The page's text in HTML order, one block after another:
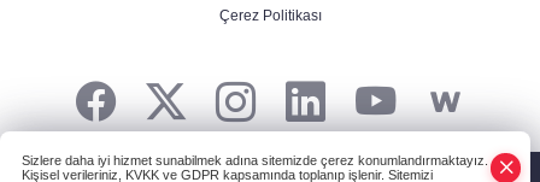
Çerez Politikası
HABER YAZILIMIve TURKTICARET.NET projesidir Copyright© 2006-2026
Sizlere daha iyi hizmet sunabilmek adına sitemizde çerez konumlandırmaktayız.
Kişisel verileriniz, KVKK ve GDPR kapsamında toplanıp işlenir. Sitemizi